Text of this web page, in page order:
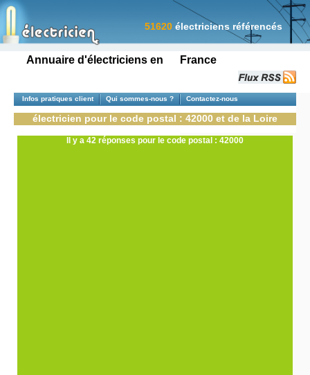
Annuaire d'électriciens en France
51620 électriciens référencés
Infos pratiques client Qui sommes-nous ? Contactez-nous
électricien pour le code postal : 42000 et de la Loire
Il y a 42 réponses pour le code postal : 42000